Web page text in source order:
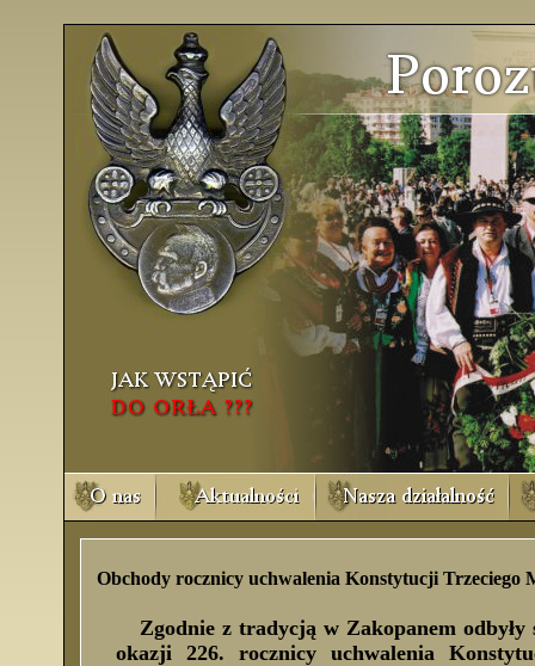
Obchody rocznicy uchwalenia Konstytucji Trzeciego
Zgodnie z tradycją w Zakopanem odbyły
okazji 226. rocznicy uchwalenia